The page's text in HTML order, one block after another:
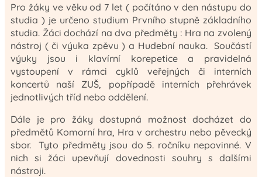
Pro žáky ve věku od 7 let ( počítáno v den nástupu do
studia ) je určeno studium Prvního stupně základního
studia. Žáci dochází na dva předměty : Hra na zvolený
nástroj ( či výuka zpěvu ) a Hudební nauka. Součástí
výuky jsou i klavírní korepetice a pravidelná
vystoupení v rámci cyklů veřejných či interních
koncertů naší ZUŠ, popřípadě interních přehrávek
jednotlivých tříd nebo oddělení.
Dále je pro žáky dostupná možnost docházet do
předmětů Komorní hra, Hra v orchestru nebo pěvecký
sbor. Tyto předměty jsou do 5. ročníku nepovinné. V
nich si žáci upevňují dovednosti souhry s dalšími
nástroji.